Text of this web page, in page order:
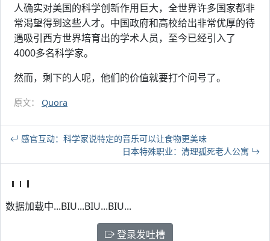
人确实对美国的科学创新作用巨大，全世界许多国家都非
常渴望得到这些人才。中国政府和高校给出非常优厚的待
遇吸引西方世界培育出的学术人员，至今已经引入了
4000多名科学家。
然而，剩下的人呢，他们的价值就要打个问号了。
原文： Quora
感官互动：科学家说特定的音乐可以让食物更美味
日本特殊职业：清理孤死老人公寓
数据加载中...BIU...BIU...BIU...
登录发吐槽